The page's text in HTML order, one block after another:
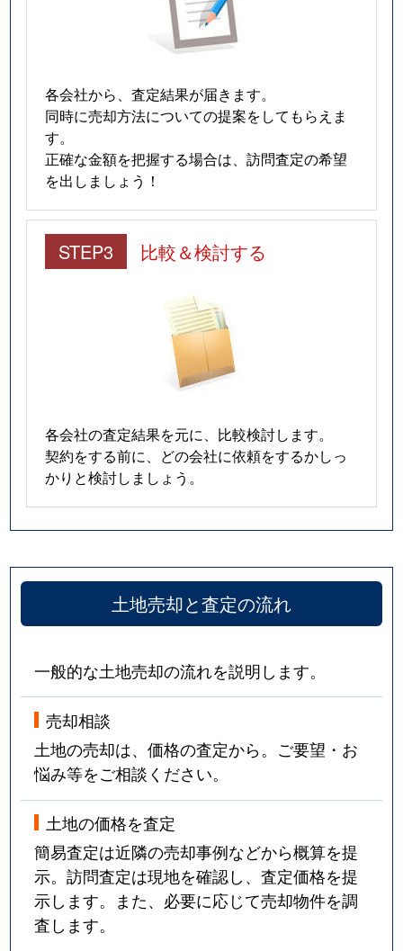
各会社から、査定結果が届きます。
同時に売却方法についての提案をしてもらえま
す。
正確な金額を把握する場合は、訪問査定の希望
を出しましょう！
STEP3 比較＆検討する
各会社の査定結果を元に、比較検討します。
契約をする前に、どの会社に依頼をするかしっ
かりと検討しましょう。
土地売却と査定の流れ
一般的な土地売却の流れを説明します。
売却相談
土地の売却は、価格の査定から。ご要望・お
悩み等をご相談ください。
土地の価格を査定
簡易査定は近隣の売却事例などから概算を提
示。訪問査定は現地を確認し、査定価格を提
示します。また、必要に応じて売却物件を調
査します。